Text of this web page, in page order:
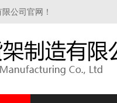
公司官网！